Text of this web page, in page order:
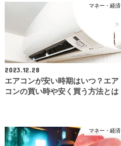
マネー・経済
2023.12.28
エアコンが安い時期はいつ？エア
コンの買い時や安く買う方法とは
マネー・経済